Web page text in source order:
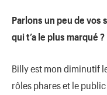
Parlons un peu de vos
qui t’a le plus marqué ?
Billy est mon diminutif
rôles phares et le